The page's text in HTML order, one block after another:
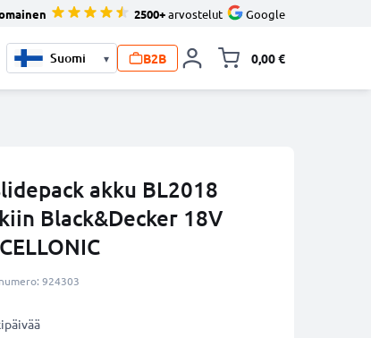
2500+arvostelut Google
▾ B2B 0,00 €
akku BL2018
Black&Decker 18V
924303